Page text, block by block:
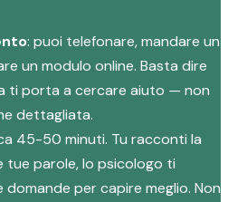
: puoi telefonare, mandare un
un modulo online. Basta dire
ti porta a cercare aiuto — non
dettagliata.
45-50 minuti. Tu racconti la
tue parole, lo psicologo ti
per capire meglio. Non